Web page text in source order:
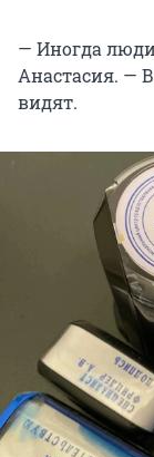
— Иногда люди
Анастасия. —
видят.